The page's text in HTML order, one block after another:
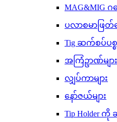
MAG&MIG
ပလာစမာဖြတ်
Tig ဆက်စပ်ပစ္စ
အကြံဥာဏ်မျ
လျှပ်ကာများ
နော်ဇယ်များ
Tip Holder